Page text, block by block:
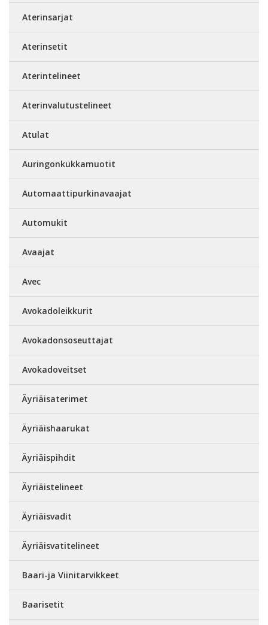
Aterinsarjat
Aterinsetit
Aterintelineet
Aterinvalutustelineet
Atulat
Auringonkukkamuotit
Automaattipurkinavaajat
Automukit
Avaajat
Avec
Avokadoleikkurit
Avokadonsoseuttajat
Avokadoveitset
Äyriäisaterimet
Äyriäishaarukat
Äyriäispihdit
Äyriäistelineet
Äyriäisvadit
Äyriäisvatitelineet
Baari-ja Viinitarvikkeet
Baarisetit